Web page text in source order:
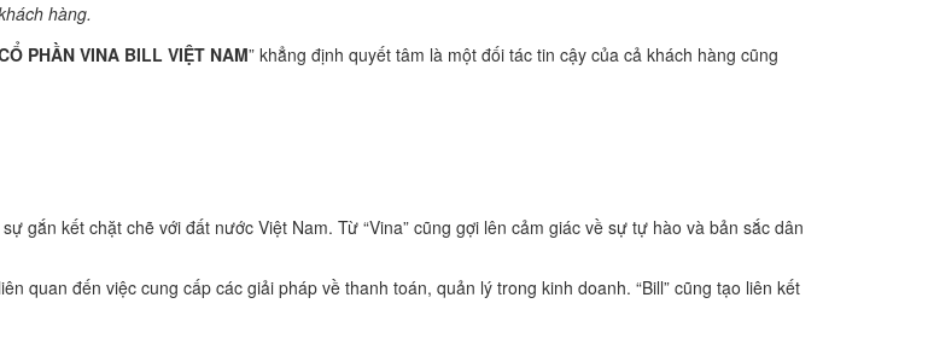
hàng.
PHẦN VINA BILL VIỆT NAM” khẳng định quyết tâm là một đối tác tin cậy của cả khách hàng cũng
gắn kết chặt chẽ với đất nước Việt Nam. Từ “Vina” cũng gợi lên cảm giác về sự tự hào và bản sắc dân
quan đến việc cung cấp các giải pháp về thanh toán, quản lý trong kinh doanh. “Bill” cũng tạo liên kết